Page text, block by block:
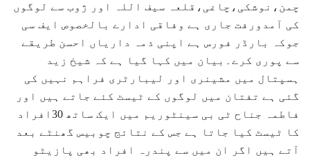
چمن،نوشکی،چاغی،قلعہ سیف اللہ اور ژوب سے لوگوں
کی آمدورفت جاری ہے وفاقی ادارے بالخصوص ایف سی
جوکہ بارڈر فورس ہے اپنی ذمہ داریاں احسن طریقے
سے پوری کرے۔بیان میں کہا گیا ہے کہ شیخ زید
ہسپتال میں مشینری اور لیبارٹری فراہم نہیں کی
گئی ہے تفتان میں لوگوں کے ٹیسٹ کئے جاتے ہیں اور
فاطمہ جناح ٹی بی سینٹوریم میں ایک ساتھ 30افراد
کا ٹیسٹ کیا جاتا ہے جس کے نتائج چوبیس گھنٹے بعد
آتے ہیں اگر ان میں سے پندرہ افراد بھی پازیٹو